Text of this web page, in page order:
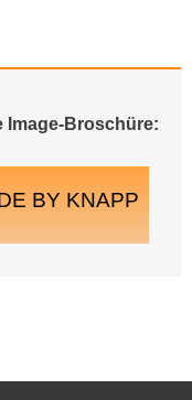
Image-Broschüre:
BY KNAPP